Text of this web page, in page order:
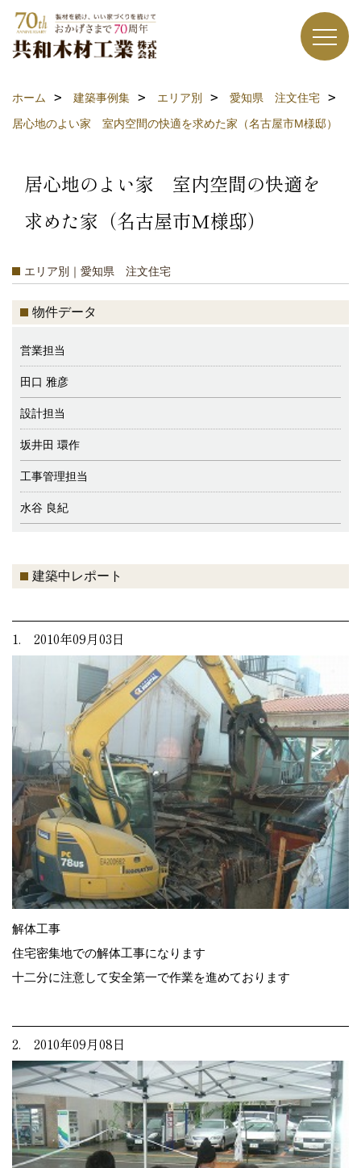
ホーム 建築事例集 エリア別
愛知県 注文住宅
居心地のよい家 室内空間の快適を求めた家（名古屋市M様邸）
居心地のよい家 室内空間の快適を
求めた家（名古屋市M様邸）
エリア別｜愛知県 注文住宅
物件データ
営業担当
田口 雅彦
設計担当
坂井田 環作
工事管理担当
水谷 良紀
建築中レポート
1. 2010年09月03日
解体工事
住宅密集地での解体工事になります
十二分に注意して安全第一で作業を進めております
2. 2010年09月08日